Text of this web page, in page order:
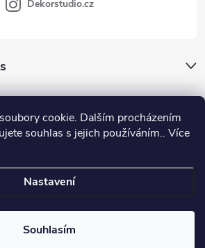
cookie. Dalším procházením
souhlas s jejich používáním.. Více
Nastavení
Souhlasím
Dekorstudio.cz
. Všechna práva vyhrazena.